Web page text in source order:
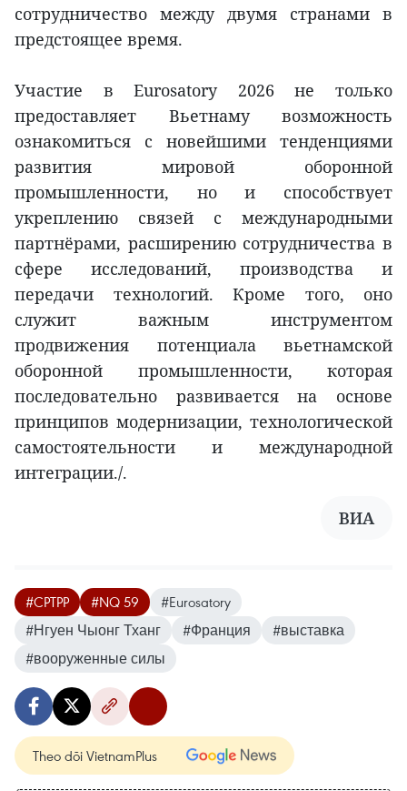
сотрудничество между двумя странами в
предстоящее время.
Участие в Eurosatory 2026 не только
предоставляет Вьетнаму возможность
ознакомиться с новейшими тенденциями
развития мировой оборонной
промышленности, но и способствует
укреплению связей с международными
партнёрами, расширению сотрудничества в
сфере исследований, производства и
передачи технологий. Кроме того, оно
служит важным инструментом
продвижения потенциала вьетнамской
оборонной промышленности, которая
последовательно развивается на основе
принципов модернизации, технологической
самостоятельности и международной
интеграции./.
ВИА
#CPTPP #NQ 59
#Eurosatory
#Нгуен Чыонг Тханг
#Франция
#выставка
#вооруженные силы
Theo dõi VietnamPlus